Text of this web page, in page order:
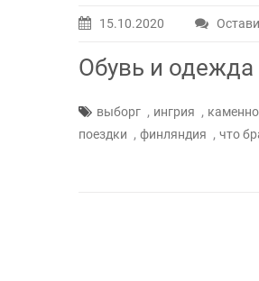
15.10.2020
Обувь и одежда
выборг , ингрия ,
поездки , финляндия , что